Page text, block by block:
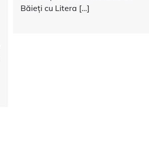
Băieți cu Litera […]